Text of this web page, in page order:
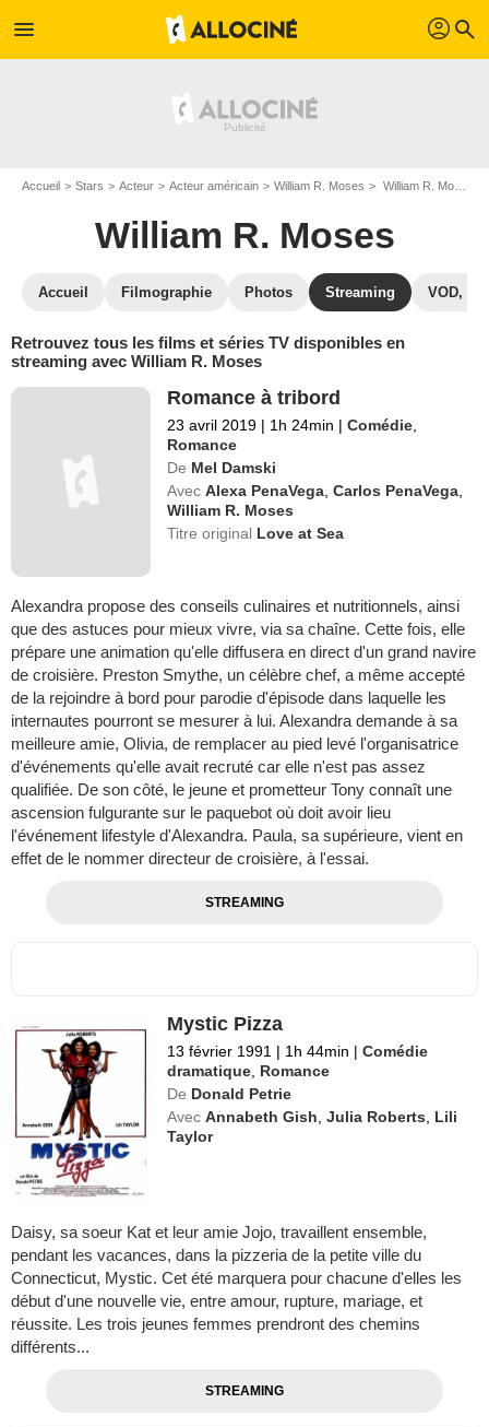
menu profil search
Accueil Stars Acteur Acteur américain William R. Moses William R. Moses : Films et séries online
William R. Moses
Accueil Filmographie Photos Streaming VOD,
Retrouvez tous les films et séries TV disponibles en
streaming avec William R. Moses
Romance à tribord
23 avril 2019 | 1h 24min | Comédie
Romance
De Mel Damski
Avec Alexa PenaVega ,Carlos PenaVega
William R. Moses
Titre original Love at Sea
Alexandra propose des conseils culinaires et nutritionnels, ainsi
que des astuces pour mieux vivre, via sa chaîne. Cette fois, elle
prépare une animation qu'elle diffusera en direct d'un grand navire
de croisière. Preston Smythe, un célèbre chef, a même accepté
de la rejoindre à bord pour parodie d'épisode dans laquelle les
internautes pourront se mesurer à lui. Alexandra demande à sa
meilleure amie, Olivia, de remplacer au pied levé l'organisatrice
d'événements qu'elle avait recruté car elle n'est pas assez
qualifiée. De son côté, le jeune et prometteur Tony connaît une
ascension fulgurante sur le paquebot où doit avoir lieu
l'événement lifestyle d'Alexandra. Paula, sa supérieure, vient en
effet de le nommer directeur de croisière, à l'essai.
STREAMING
Mystic Pizza
13 février 1991 | 1h 44min | Comédie
dramatique Romance
De Donald Petrie
Avec Annabeth Gish ,Julia Roberts
Lili
Taylor
Daisy, sa soeur Kat et leur amie Jojo, travaillent ensemble,
pendant les vacances, dans la pizzeria de la petite ville du
Connecticut, Mystic. Cet été marquera pour chacune d'elles les
début d'une nouvelle vie, entre amour, rupture, mariage, et
réussite. Les trois jeunes femmes prendront des chemins
différents...
STREAMING